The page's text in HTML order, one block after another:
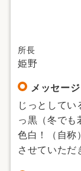
所長
姫野
メッセージ
じっとしてい
っ黒（冬でも
色白！（自称
させていただ